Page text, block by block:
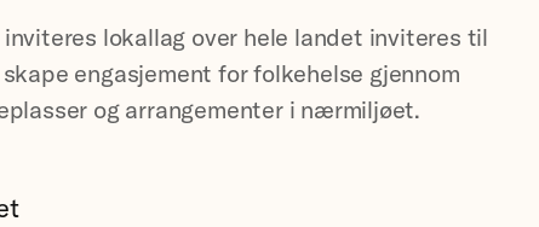
lokallag over hele landet inviteres til
engasjement for folkehelse gjennom
og arrangementer i nærmiljøet.